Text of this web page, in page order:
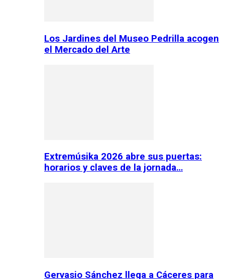
Los Jardines del Museo Pedrilla acogen
el Mercado del Arte
Extremúsika 2026 abre sus puertas:
horarios y claves de la jornada…
Gervasio Sánchez llega a Cáceres para